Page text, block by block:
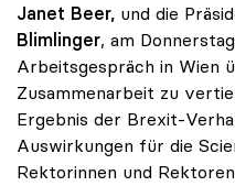
Janet Beer, und die
Blimlinger, am
Arbeitsgespräch in Wien
Zusammenarbeit zu
Ergebnis der Brexit-
Auswirkungen für die
Rektorinnen und